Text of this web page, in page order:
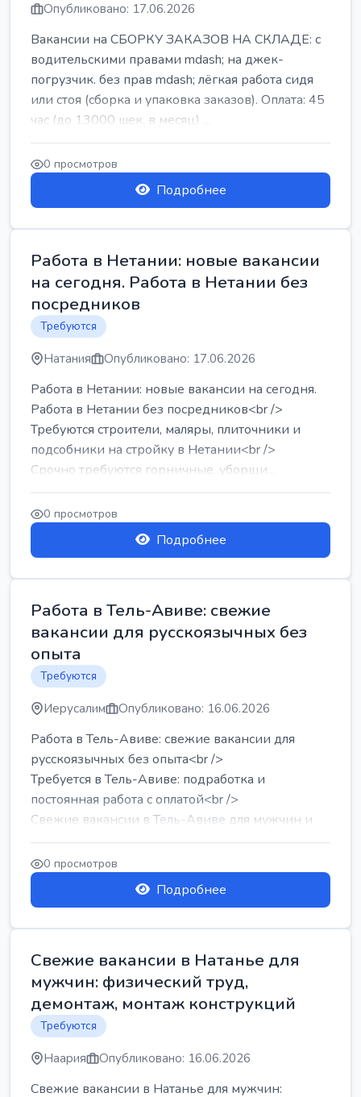
Опубликовано: 17.06.2026
Вакансии на СБОРКУ ЗАКАЗОВ НА СКЛАДЕ: с
водительскими правами mdash; на джек-
погрузчик. без прав mdash; лёгкая работа сидя
или стоя (сборка и упаковка заказов). Оплата: 45
час (до 13000 шек. в месяц) ...
0 просмотров
Подробнее
Работа в Нетании: новые вакансии
на сегодня. Работа в Нетании без
посредников
Требуются
Натания Опубликовано: 17.06.2026
Работа в Нетании: новые вакансии на сегодня.
Работа в Нетании без посредников<br />
Требуются строители, маляры, плиточники и
подсобники на стройку в Нетании<br />
Срочно требуются горничные, уборщи...
0 просмотров
Подробнее
Работа в Тель-Авиве: свежие
вакансии для русскоязычных без
опыта
Требуются
Иерусалим Опубликовано: 16.06.2026
Работа в Тель-Авиве: свежие вакансии для
русскоязычных без опыта<br />
Требуется в Тель-Авиве: подработка и
постоянная работа с оплатой<br />
Свежие вакансии в Тель-Авиве для мужчин и
женщин от хозя...
0 просмотров
Подробнее
Свежие вакансии в Натанье для
мужчин: физический труд,
демонтаж, монтаж конструкций
Требуются
Наария Опубликовано: 16.06.2026
Свежие вакансии в Натанье для мужчин: